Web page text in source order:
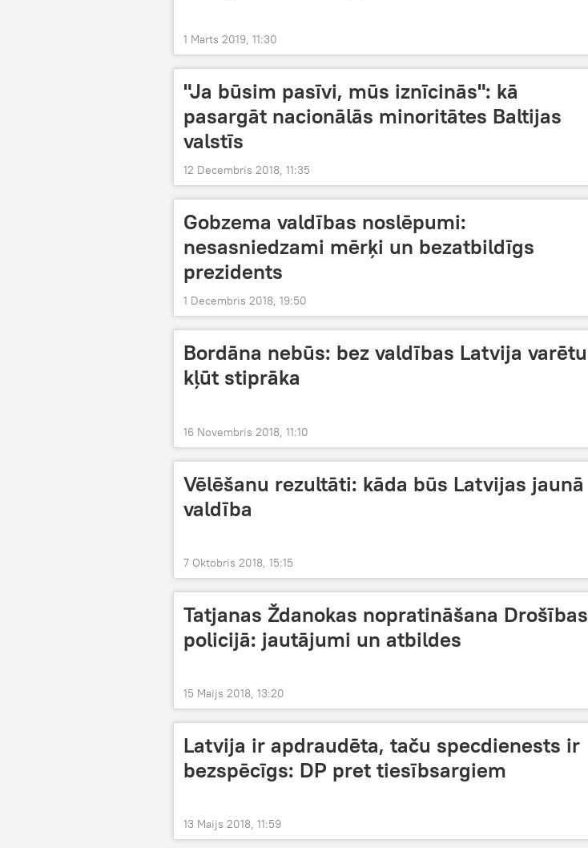
1 Marts 2019, 11:30
"Ja būsim pasīvi, mūs iznīcinās": kā
pasargāt nacionālās minoritātes Baltijas
valstīs
12 Decembris 2018, 11:35
Gobzema valdības noslēpumi:
nesasniedzami mērķi un bezatbildīgs
prezidents
1 Decembris 2018, 19:50
Bordāna nebūs: bez valdības Latvija varētu
kļūt stiprāka
16 Novembris 2018, 11:10
Vēlēšanu rezultāti: kāda būs Latvijas jaunā
valdība
7 Oktobris 2018, 15:15
Tatjanas Ždanokas nopratināšana Drošības
policijā: jautājumi un atbildes
15 Maijs 2018, 13:20
Latvija ir apdraudēta, taču specdienests ir
bezspēcīgs: DP pret tiesībsargiem
13 Maijs 2018, 11:59